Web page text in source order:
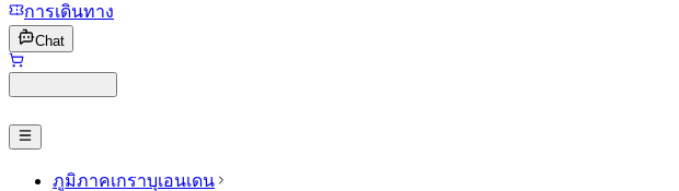
การเดินทาง
Chat
ภูมิภาคเกราบุเอนเดน